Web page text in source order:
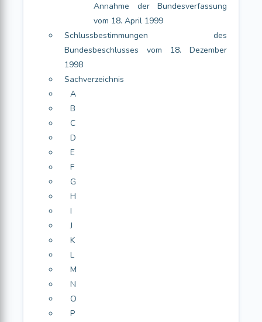
Annahme der Bundesverfassung
vom 18. April 1999
Schlussbestimmungen des
Bundesbeschlusses vom 18. Dezember
1998
Sachverzeichnis
A
B
C
D
E
F
G
H
I
J
K
L
M
N
O
P